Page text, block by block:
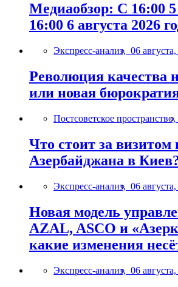
Медиаобзор: С 16:00 5
16:00 6 августа 2026
Экспресс-анализ, 06 августа,
Революция качества
или новая
Постсоветское пространство,
Что стоит за
Азербайджана в
Экспресс-анализ, 06
Новая модель
AZAL, ASCO и
какие изменения
Экспресс-анализ, 06